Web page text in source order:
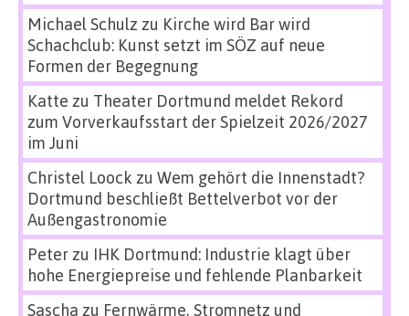
Michael Schulz zu Kirche wird Bar wird
Schachclub: Kunst setzt im SÖZ auf neue
Formen der Begegnung
Katte zu Theater Dortmund meldet Rekord
zum Vorverkaufsstart der Spielzeit 2026/2027
im Juni
Christel Loock zu Wem gehört die Innenstadt?
Dortmund beschließt Bettelverbot vor der
Außengastronomie
Peterzu IHK Dortmund: Industrie klagt über
hohe Energiepreise und fehlende Planbarkeit
Sascha zu Fernwärme, Stromnetz und